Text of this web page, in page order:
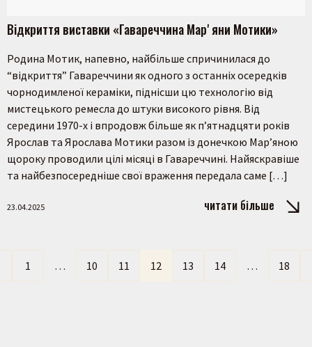
Відкриття виставки «Гавареччина Марʼяни Мотики»
Родина Мотик, напевно, найбільше спричинилася до
“відкриття” Гавареччини як одного з останніх осередків
чорнодимленої кераміки, піднісши цю технологію від
мистецького ремесла до штуки високого рівня. Від
середини 1970-х і впродовж більше як п’ятнадцяти років
Ярослав та Ярослава Мотики разом із донечкою Мар’яною
щороку проводили цілі місяці в Гавареччині. Найяскравіше
та найбезпосередніше свої враження передала саме […]
23.04.2025 читати більше
1 … 10 11 12 13 14 … 18